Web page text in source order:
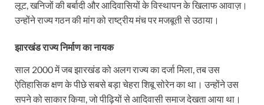
लूट, खनिजों की बर्बादी और आदिवासियों के विस्थापन के खिलाफ आवाज़।
उन्होंने राज्य गठन की मांग को राष्ट्रीय मंच पर मजबूती से उठाया।
झारखंड राज्य निर्माण का नायक
साल 2000 में जब झारखंड को अलग राज्य का दर्जा मिला, तब उस
ऐतिहासिक क्षण के पीछे सबसे बड़ा चेहरा शिबू सोरेन का था। उन्होंने उस
सपने को साकार किया, जो पीढ़ियों से आदिवासी समाज देखता आया था।